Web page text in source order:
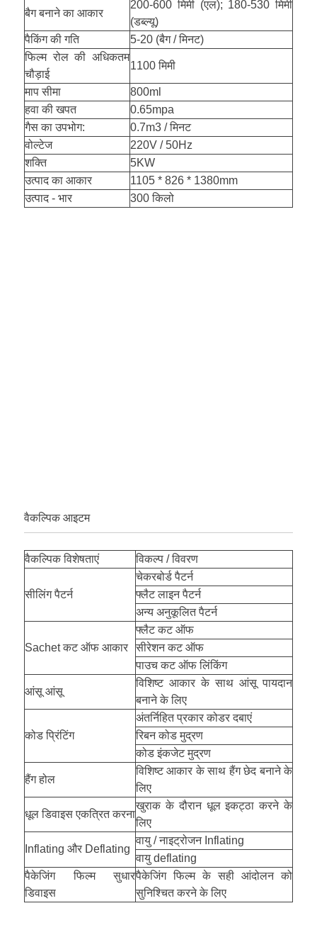
बैग बनाने का आकार
200-600 मिमी (एल); 180-530 मिमी
(डब्ल्यू)
पैकिंग की गति
5-20 (बैग / मिनट)
फिल्म रोल की अधिकतम
चौड़ाई
1100 मिमी
माप सीमा
800ml
हवा की खपत
0.65mpa
गैस का उपभोग:
0.7m3 / मिनट
वोल्टेज
220V / 50Hz
शक्ति
5KW
उत्पाद का आकार
1105 * 826 * 1380mm
उत्पाद - भार
300 किलो
वैकल्पिक आइटम
वैकल्पिक विशेषताएं विकल्प / विवरण
सीलिंग पैटर्न
चेकरबोर्ड पैटर्न
फ्लैट लाइन पैटर्न
अन्य अनुकूलित पैटर्न
Sachet कट ऑफ आकार
फ्लैट कट ऑफ
सीरेशन कट ऑफ
पाउच कट ऑफ लिंकिंग
आंसू आंसू
विशिष्ट आकार के साथ आंसू पायदान
बनाने के लिए
कोड प्रिंटिंग
अंतर्निहित प्रकार कोडर दबाएं
रिबन कोड मुद्रण
कोड इंकजेट मुद्रण
हैंग होल
विशिष्ट आकार के साथ हैंग छेद बनाने के
लिए
धूल डिवाइस एकत्रित करना
खुराक के दौरान धूल इकट्ठा करने के
लिए
Inflating और Deflating
वायु / नाइट्रोजन Inflating
वायु deflating
पैकेजिंग फिल्म सुधार
डिवाइस
पैकेजिंग फिल्म के सही आंदोलन को
सुनिश्चित करने के लिए